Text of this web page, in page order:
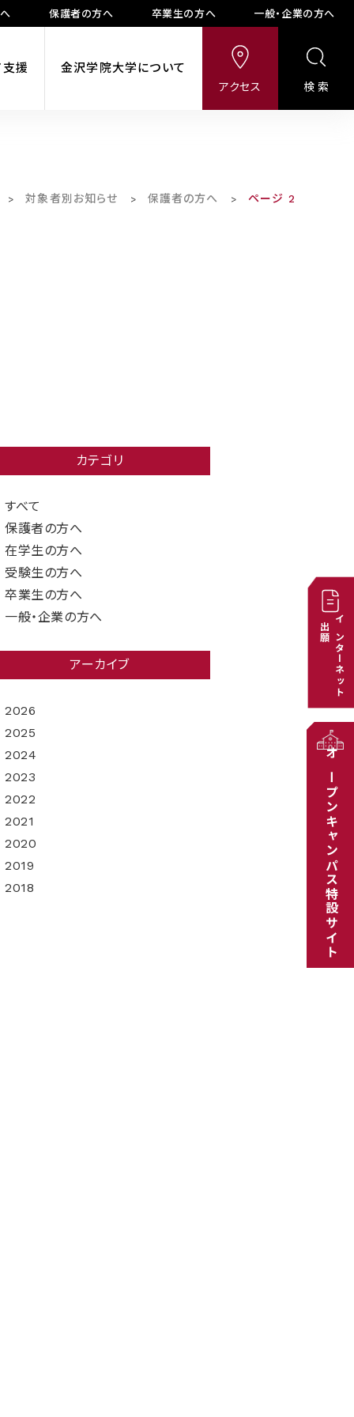
アクセス 検索
支援 金沢学院大学について
保護者の方へ 卒業生の方へ 一般・企業の方へ
> 対象者別お知らせ > 保護者の方へ > ページ 2
カテゴリ
すべて
保護者の方へ
在学生の方へ
受験生の方へ
卒業生の方へ
一般・企業の方へ
アーカイブ
2026
2025
2024
2023
2022
2021
2020
2019
2018
インターネット
出願
オープンキャンパス特設サイト